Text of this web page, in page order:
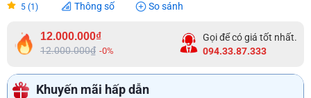
5 (1) Thông số So sánh
12.000.000₫
12.000.000₫ -0%
Gọi để có giá tốt nhất.
094.33.87.333
Khuyến mãi hấp dẫn